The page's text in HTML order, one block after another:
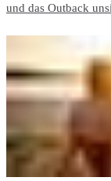
und das Outback